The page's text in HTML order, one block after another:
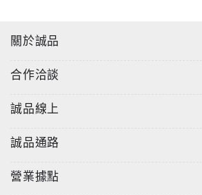
關於誠品
合作洽談
誠品線上
誠品通路
營業據點